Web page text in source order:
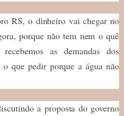
RS, o dinheiro vai chegar no
porque não tem nem o quê
as demandas dos
que pedir porque a água não
a proposta do governo